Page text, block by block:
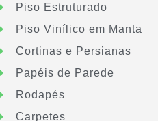
Piso Estruturado
Piso Vinílico em Manta
Cortinas e Persianas
Papéis de Parede
Rodapés
Carpetes